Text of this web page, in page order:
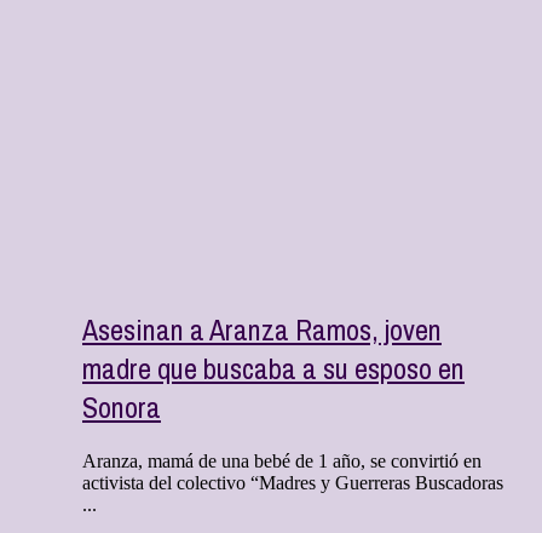
Asesinan a Aranza Ramos, joven
madre que buscaba a su esposo en
Sonora
Aranza, mamá de una bebé de 1 año, se convirtió en
activista del colectivo “Madres y Guerreras Buscadoras
...